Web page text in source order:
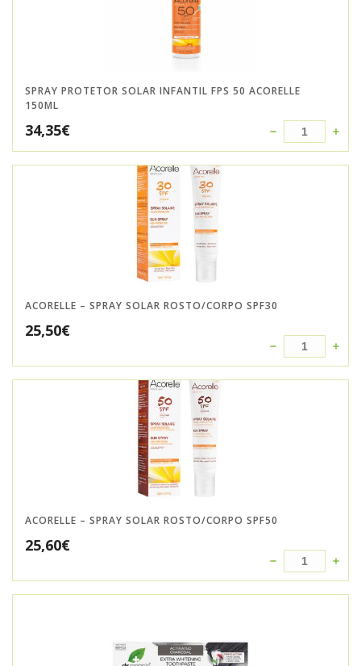
SPRAY PROTETOR SOLAR INFANTIL FPS 50 ACORELLE
150ML
34,35€
ACORELLE – SPRAY SOLAR ROSTO/CORPO SPF30
25,50€
ACORELLE – SPRAY SOLAR ROSTO/CORPO SPF50
25,60€